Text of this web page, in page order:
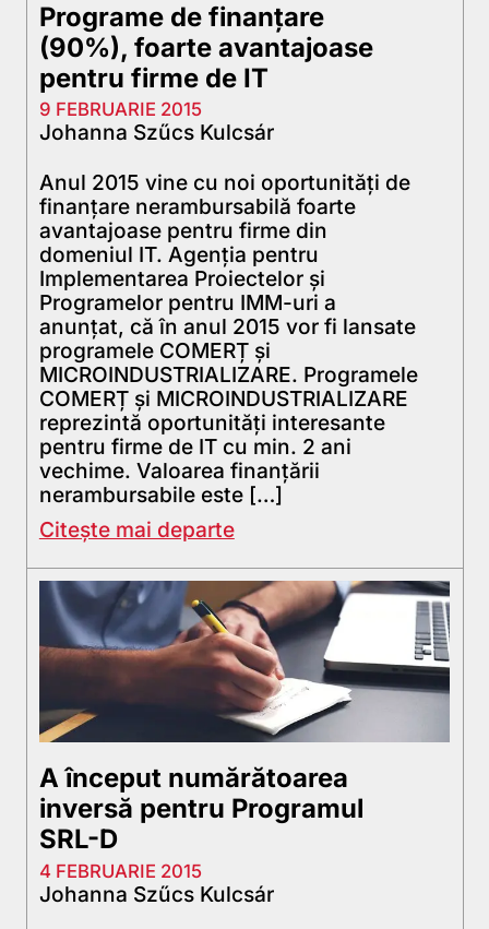
Programe de finanțare
(90%), foarte avantajoase
pentru firme de IT
9 FEBRUARIE 2015
Johanna Szűcs Kulcsár
Anul 2015 vine cu noi oportunități de
finanțare nerambursabilă foarte
avantajoase pentru firme din
domeniul IT. Agenția pentru
Implementarea Proiectelor și
Programelor pentru IMM-uri a
anunțat, că în anul 2015 vor fi lansate
programele COMERȚ și
MICROINDUSTRIALIZARE. Programele
COMERȚ și MICROINDUSTRIALIZARE
reprezintă oportunități interesante
pentru firme de IT cu min. 2 ani
vechime. Valoarea finanțării
nerambursabile este […]
Citește mai departe
A început numărătoarea
inversă pentru Programul
SRL-D
4 FEBRUARIE 2015
Johanna Szűcs Kulcsár